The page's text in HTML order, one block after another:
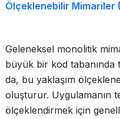
Ölçeklenebilir Mimariler
Geleneksel monolitik
büyük bir kod tabanında
da, bu yaklaşım
oluşturur. Uygulamanın
ölçeklendirmek için